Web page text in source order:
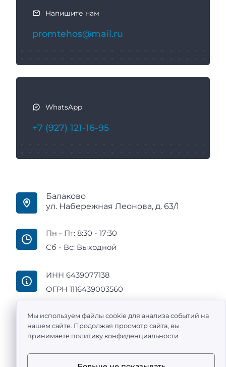
Напишите нам
promtehos@mail.ru
WhatsApp
+7 (927) 121-16-95
Балаково
ул. Набережная Леонова, д. 63/1
Пн - Пт: 8:30 - 17:30
Сб - Вс: Выходной
ИНН 6439077138
ОГРН 1116439003560
ООО «Промтехоснащение» — поставка
2026
Мы используем файлы cookie для анализа событий на
нашем сайте. Продолжая просмотр сайта, вы
принимаете политику конфиденциальности